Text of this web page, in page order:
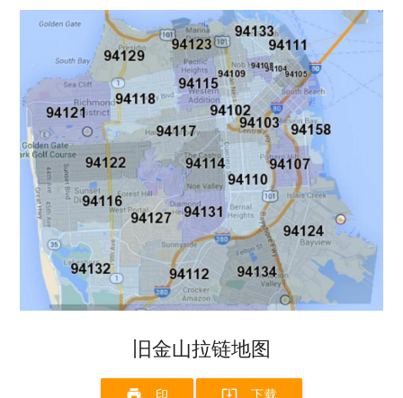
旧金山拉链地图
print 印 system_update_alt 下载